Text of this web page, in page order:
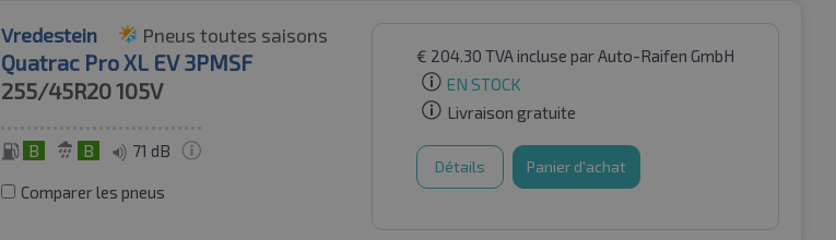
Vredestein Pneus toutes saisons
Quatrac Pro XL EV 3PMSF
255/45R20105V
B B 71 dB
Comparer les pneus
€ 204.30 TVA incluse par Auto-Raifen GmbH
EN STOCK
Livraison gratuite
Détails Panier d'achat